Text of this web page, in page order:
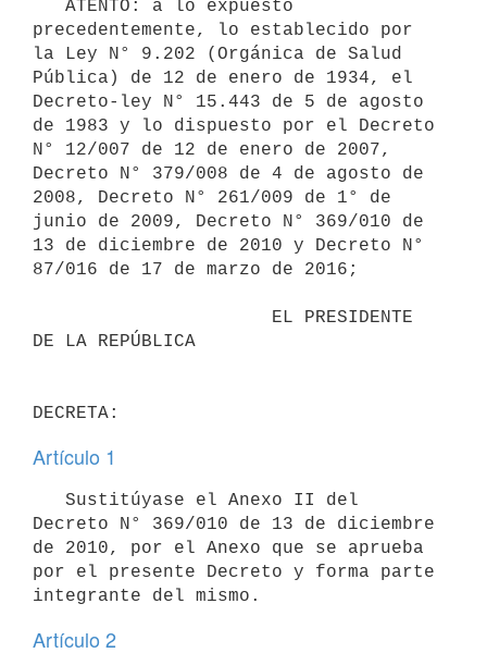
precedentemente, lo establecido por
la Ley N° 9.202 (Orgánica de Salud
Pública) de 12 de enero de 1934, el
Decreto-ley N° 15.443 de 5 de agosto
de 1983 y lo dispuesto por el Decreto
N° 12/007 de 12 de enero de 2007,
Decreto N° 379/008 de 4 de agosto de
2008, Decreto N° 261/009 de 1° de
junio de 2009, Decreto N° 369/010 de
13 de diciembre de 2010 y Decreto N°
87/016 de 17 de marzo de 2016;
DE LA REPÚBLICA
Artículo 1
Decreto N° 369/010 de 13 de diciembre
de 2010, por el Anexo que se aprueba
por el presente Decreto y forma parte
Artículo 2